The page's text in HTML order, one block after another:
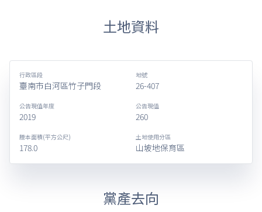
土地資料
行政區段
臺南市白河區竹子門段
地號
26-407
公告現值年度
2019
公告現值
260
謄本面積(平方公尺)
178.0
土地使用分區
山坡地保育區
黨產去向